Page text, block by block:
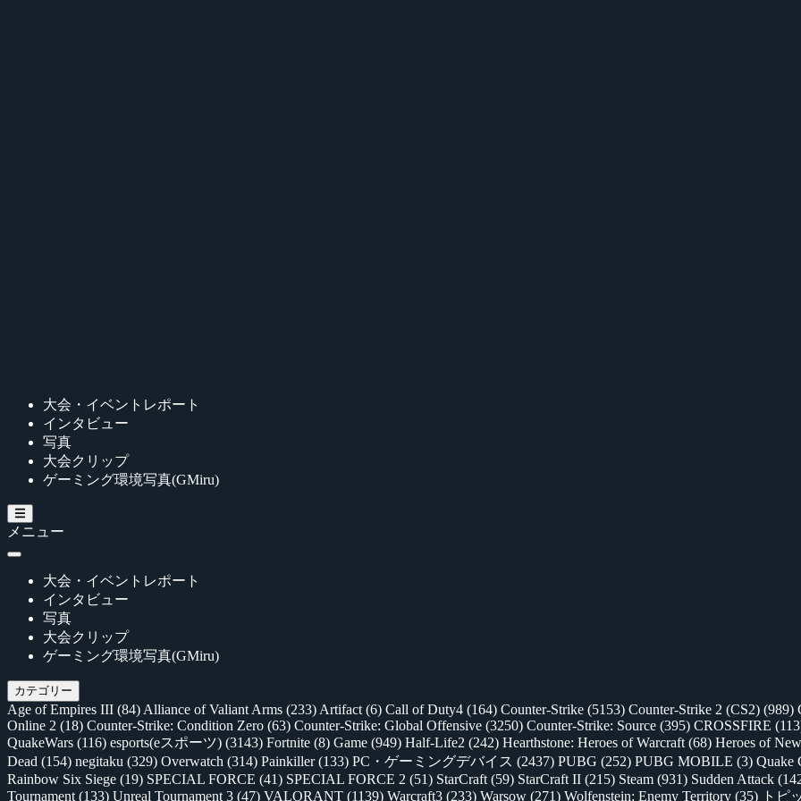
大会・イベントレポート
インタビュー
写真
大会クリップ
ゲーミング環境写真(GMiru)
メニュー
大会・イベントレポート
インタビュー
写真
大会クリップ
ゲーミング環境写真(GMiru)
カテゴリー
Age of Empires III (84) Alliance of Valiant Arms (233) Artifact (6) Call of Duty4 (164) Counter-Strike (5153) Counter-Strike 2 (CS2) (989)
Online 2 (18) Counter-Strike: Condition Zero (63) Counter-Strike: Global Offensive (3250) Counter-Strike: Source (395) CROSSFIRE
QuakeWars (116) esports(eスポーツ) (3143) Fortnite (8) Game (949) Half-Life2 (242) Hearthstone: Heroes of Warcraft (68) Heroes of
Dead (154) negitaku (329) Overwatch (314) Painkiller(133) PC・ゲーミングデバイス (2437) PUBG (252) PUBG MOBILE (3) Quake
Rainbow Six Siege (19) SPECIAL FORCE (41) SPECIAL FORCE 2 (51) StarCraft (59) StarCraft II (215) Steam (931) Sudden Attack
Tournament (133) Unreal Tournament 3 (47) VALORANT (1139) Warcraft3 (233) Warsow (271) Wolfenstein: Enemy Territory (35) トピ